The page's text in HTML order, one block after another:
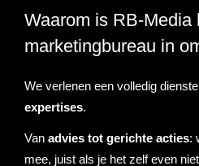
Webdesign bureau
Webshop laten maken
Carerix website
Vastgoed websites
Doelgroep analyse
Online marketing
strategie
Online marketing
bureau
SEO
Website inzicht
Over ons
Referenties
Waarom is RB-Media
marketingbureau in
We verlenen een volledig
expertises.
Van advies tot gerichte acties:
mee, juist als je het zelf even